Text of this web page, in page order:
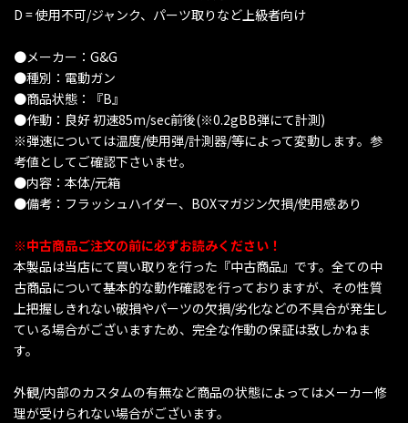
D = 使用不可/ジャンク、パーツ取りなど上級者向け
●メーカー：G&G
●種別：電動ガン
●商品状態：『B』
●作動：良好 初速85m/sec前後(※0.2gBB弾にて計測)
※弾速については温度/使用弾/計測器/等によって変動します。参
考値としてご確認下さいませ。
●内容：本体/元箱
●備考：フラッシュハイダー、BOXマガジン欠損/使用感あり
※中古商品ご注文の前に必ずお読みください！
本製品は当店にて買い取りを行った『中古商品』です。全ての中
古商品について基本的な動作確認を行っておりますが、その性質
上把握しきれない破損やパーツの欠損/劣化などの不具合が発生し
ている場合がございますため、完全な作動の保証は致しかねま
す。
外観/内部のカスタムの有無など商品の状態によってはメーカー修
理が受けられない場合がございます。